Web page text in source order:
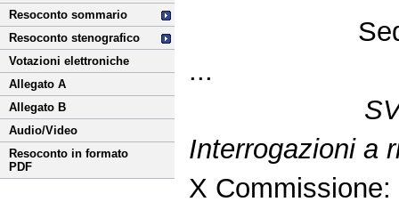
Resoconto sommario
Resoconto stenografico
Votazioni elettroniche
Allegato A
Allegato B
Audio/Video
Resoconto in formato
PDF
...
Interrogazioni a
X Commissione: